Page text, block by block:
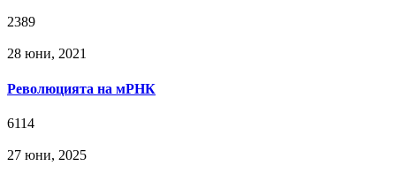
2389
28 юни, 2021
Революцията на мРНК
6114
27 юни, 2025